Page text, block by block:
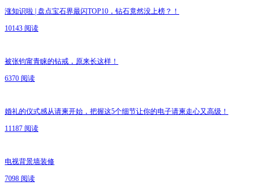
涨知识啦 | 盘点宝石界最闪TOP10，钻石竟然没上榜？！
10143 阅读
被张钧甯青睐的钻戒，原来长这样！
6370 阅读
婚礼的仪式感从请柬开始，把握这5个细节让你的电子请柬走心又高级！
11187 阅读
电视背景墙装修
7098 阅读